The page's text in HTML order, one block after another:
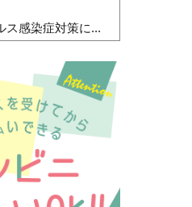
ス感染症対策に...